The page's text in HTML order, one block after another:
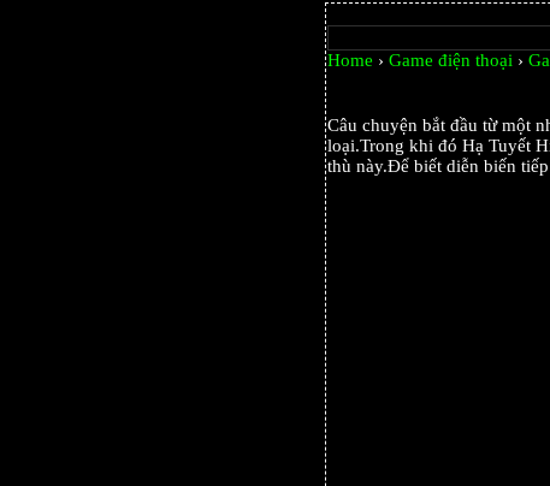
Home › Game điện thoại ›
Câu chuyện bắt đầu từ một
loại.Trong khi đó Hạ Tuyết
thù này.Để biết diễn biến